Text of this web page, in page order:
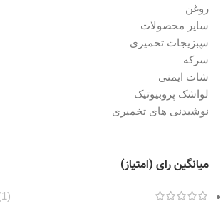
روغن
سایر محصولات
سبزیجات تخمیری
سرکه
شات ایمنی
لواشک پروبیوتیک
نوشیدنی های تخمیری
میانگین رای (امتیاز)
(1)